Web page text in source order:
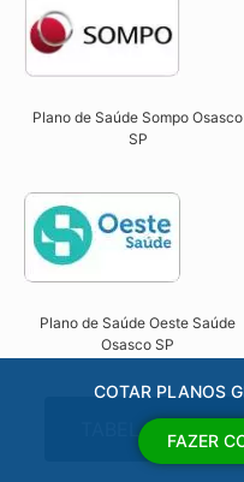
Plano de Saúde Sompo Osasco
SP​
Plano de Saúde Oeste Saúde
Osasco SP​
TABELA DE
COTAR PLANOS
FAZER